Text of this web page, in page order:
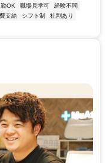
OK 職場見学可
経験不問
支給 シフト制
社割あり